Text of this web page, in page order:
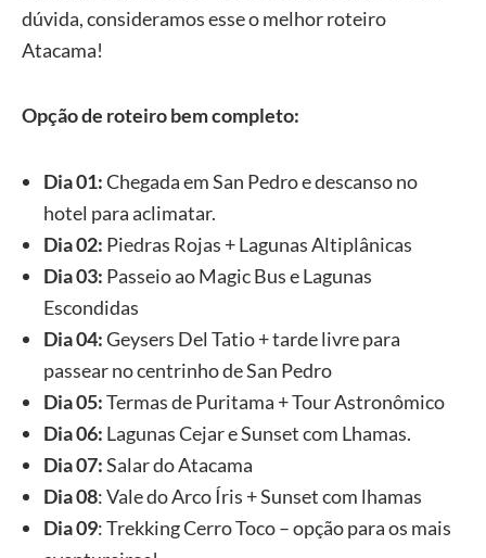
dúvida, consideramos esse o melhor roteiro
Atacama!
Opção de roteiro bem completo:
Dia 01:Chegada em San Pedro e descanso no
hotel para aclimatar.
Dia 02: Piedras Rojas + Lagunas Altiplânicas
Dia 03: Passeio ao Magic Bus e Lagunas
Escondidas
Dia 04:Geysers Del Tatio + tarde livre para
passear no centrinho de San Pedro
Dia 05:Termas de Puritama + Tour Astronômico
Dia 06: Lagunas Cejar e Sunset com Lhamas.
Dia 07:Salar do Atacama
Dia 08: Vale do Arco Íris + Sunset com lhamas
Dia 09: Trekking Cerro Toco – opção para os mais